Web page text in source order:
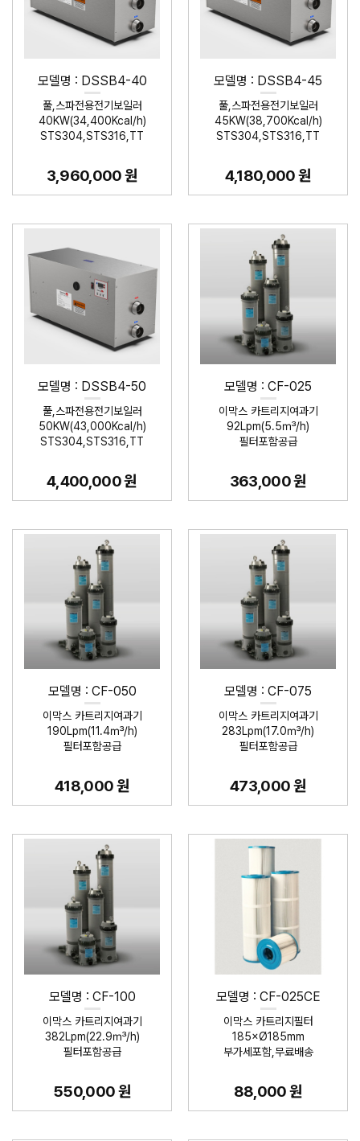
모델명 : DSSB4-40
풀,스파전용전기보일러
40KW(34,400Kcal/h)
STS304,STS316,TT
3,960,000 원
모델명 : DSSB4-45
풀,스파전용전기보일러
45KW(38,700Kcal/h)
STS304,STS316,TT
4,180,000 원
모델명 : DSSB4-50
풀,스파전용전기보일러
50KW(43,000Kcal/h)
STS304,STS316,TT
4,400,000 원
모델명 : CF-025
이막스 카트리지여과기
92Lpm(5.5㎥/h)
필터포함공급
363,000 원
모델명 : CF-050
이막스 카트리지여과기
190Lpm(11.4㎥/h)
필터포함공급
418,000 원
모델명 : CF-075
이막스 카트리지여과기
283Lpm(17.0㎥/h)
필터포함공급
473,000 원
모델명 : CF-100
이막스 카트리지여과기
382Lpm(22.9㎥/h)
필터포함공급
550,000 원
모델명 : CF-025CE
이막스 카트리지필터
185×Ø185mm
부가세포함,무료배송
88,000 원